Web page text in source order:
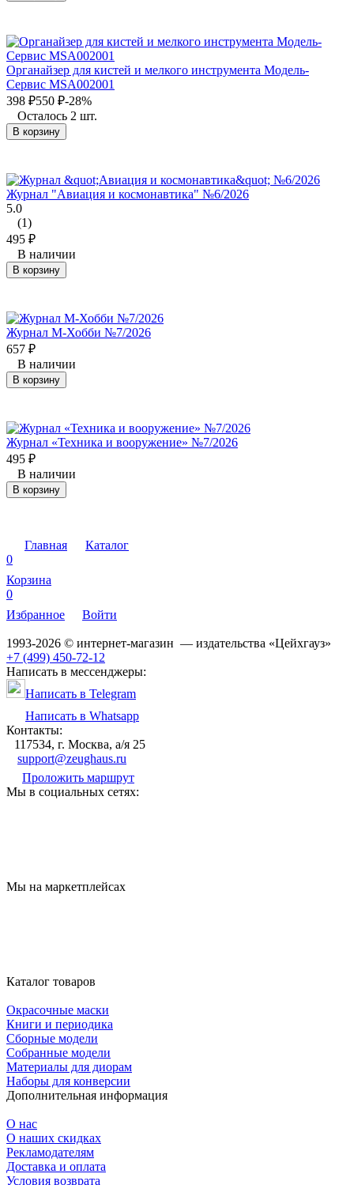
Органайзер для кистей и мелкого инструмента Модель-
Сервис MSA002001
398 ₽550 ₽-28%
Осталось 2 шт.
В корзину
Журнал "Авиация и космонавтика" №6/2026
5.0
(1)
495 ₽
В наличии
В корзину
Журнал М-Хобби №7/2026
657 ₽
В наличии
В корзину
Журнал «Техника и вооружение» №7/2026
495 ₽
В наличии
В корзину
Главная
Каталог
0
Корзина
0
Избранное
Войти
1993-2026 © интернет-магазин — издательства «Цейхгауз»
+7 (499) 450-72-12
Написать в мессенджеры:
Написать в Telegram
Написать в Whatsapp
Контакты:
117534, г. Москва, а/я 25
support@zeughaus.ru
Проложить маршрут
Мы в социальных сетях:
Мы на маркетплейсах
Каталог товаров
Окрасочные маски
Книги и периодика
Сборные модели
Собранные модели
Материалы для диорам
Наборы для конверсии
Дополнительная информация
О нас
О наших скидках
Рекламодателям
Доставка и оплата
Условия возврата